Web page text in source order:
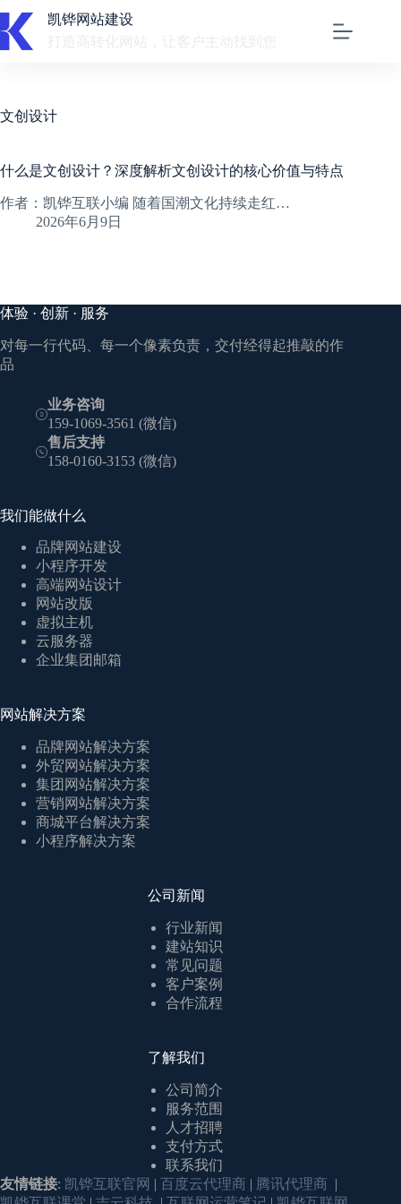
至
凯铧网站建设
打造高转化网站，让客户主动找到您
文创设计
什么是文创设计？深度解析文创设计的核心价值与特点
作者：凯铧互联小编 随着国潮文化持续走红…
2026年6月9日
体验 · 创新 · 服务
对每一行代码、每一个像素负责，交付经得起推敲的作
品
业务咨询
159-1069-3561 (微信)
售后支持
158-0160-3153 (微信)
我们能做什么
品牌网站建设
小程序开发
高端网站设计
网站改版
虚拟主机
云服务器
企业集团邮箱
网站解决方案
品牌网站解决方案
外贸网站解决方案
集团网站解决方案
营销网站解决方案
商城平台解决方案
小程序解决方案
公司新闻
行业新闻
建站知识
常见问题
客户案例
合作流程
了解我们
公司简介
服务范围
人才招聘
支付方式
联系我们
友情链接: 凯铧互联官网 | 百度云代理商 | 腾讯代理商 |